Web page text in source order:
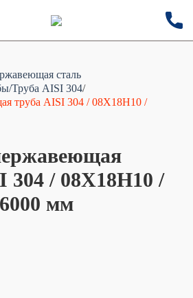
сталь
/Труба AISI 304/
труба AISI 304 / 08Х18Н10 /
304 / 08Х18Н10 /
мм